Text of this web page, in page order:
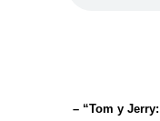
– “Tom y